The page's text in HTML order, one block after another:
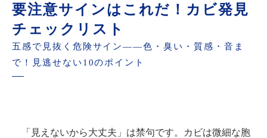
要注意サインはこれだ！カビ発見
チェックリスト
五感で見抜く危険サイン――色・臭い・質感・音ま
で！見逃せない10のポイント
「見えないから大丈夫」は禁句です。カビは微細な胞